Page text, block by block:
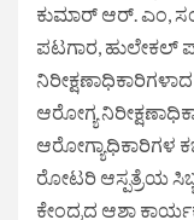
ಕುಮಾರ್ ಆರ್. ಎಂ,
ಪಟಗಾರ, ಹುಲೇಕಲ್
ಆರೋಗ್ಯ
ಆರೋಗ್ಯಾಧಿಕಾರಿಗಳ
ರೋಟರಿ ಆಸ್ಪತ್ರೆಯ
ಕೇಂದ್ರದ ಆಶಾ